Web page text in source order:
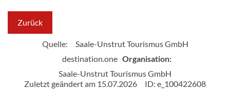
Zurück
Quelle:
Saale-Unstrut Tourismus GmbH
destination.one Organisation:
Saale-Unstrut Tourismus GmbH
Zuletzt geändert am 15.07.2026
ID: e_100422608